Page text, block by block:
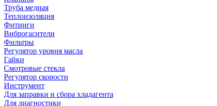
Труба медная
Теплоизоляция
Фитинги
Виброгасители
Фильтры
Регулятор уровня масла
Гайки
Смотровые стекла
Регулятор скорости
Инструмент
Для заправки и сбора хладагента
Для диагностики